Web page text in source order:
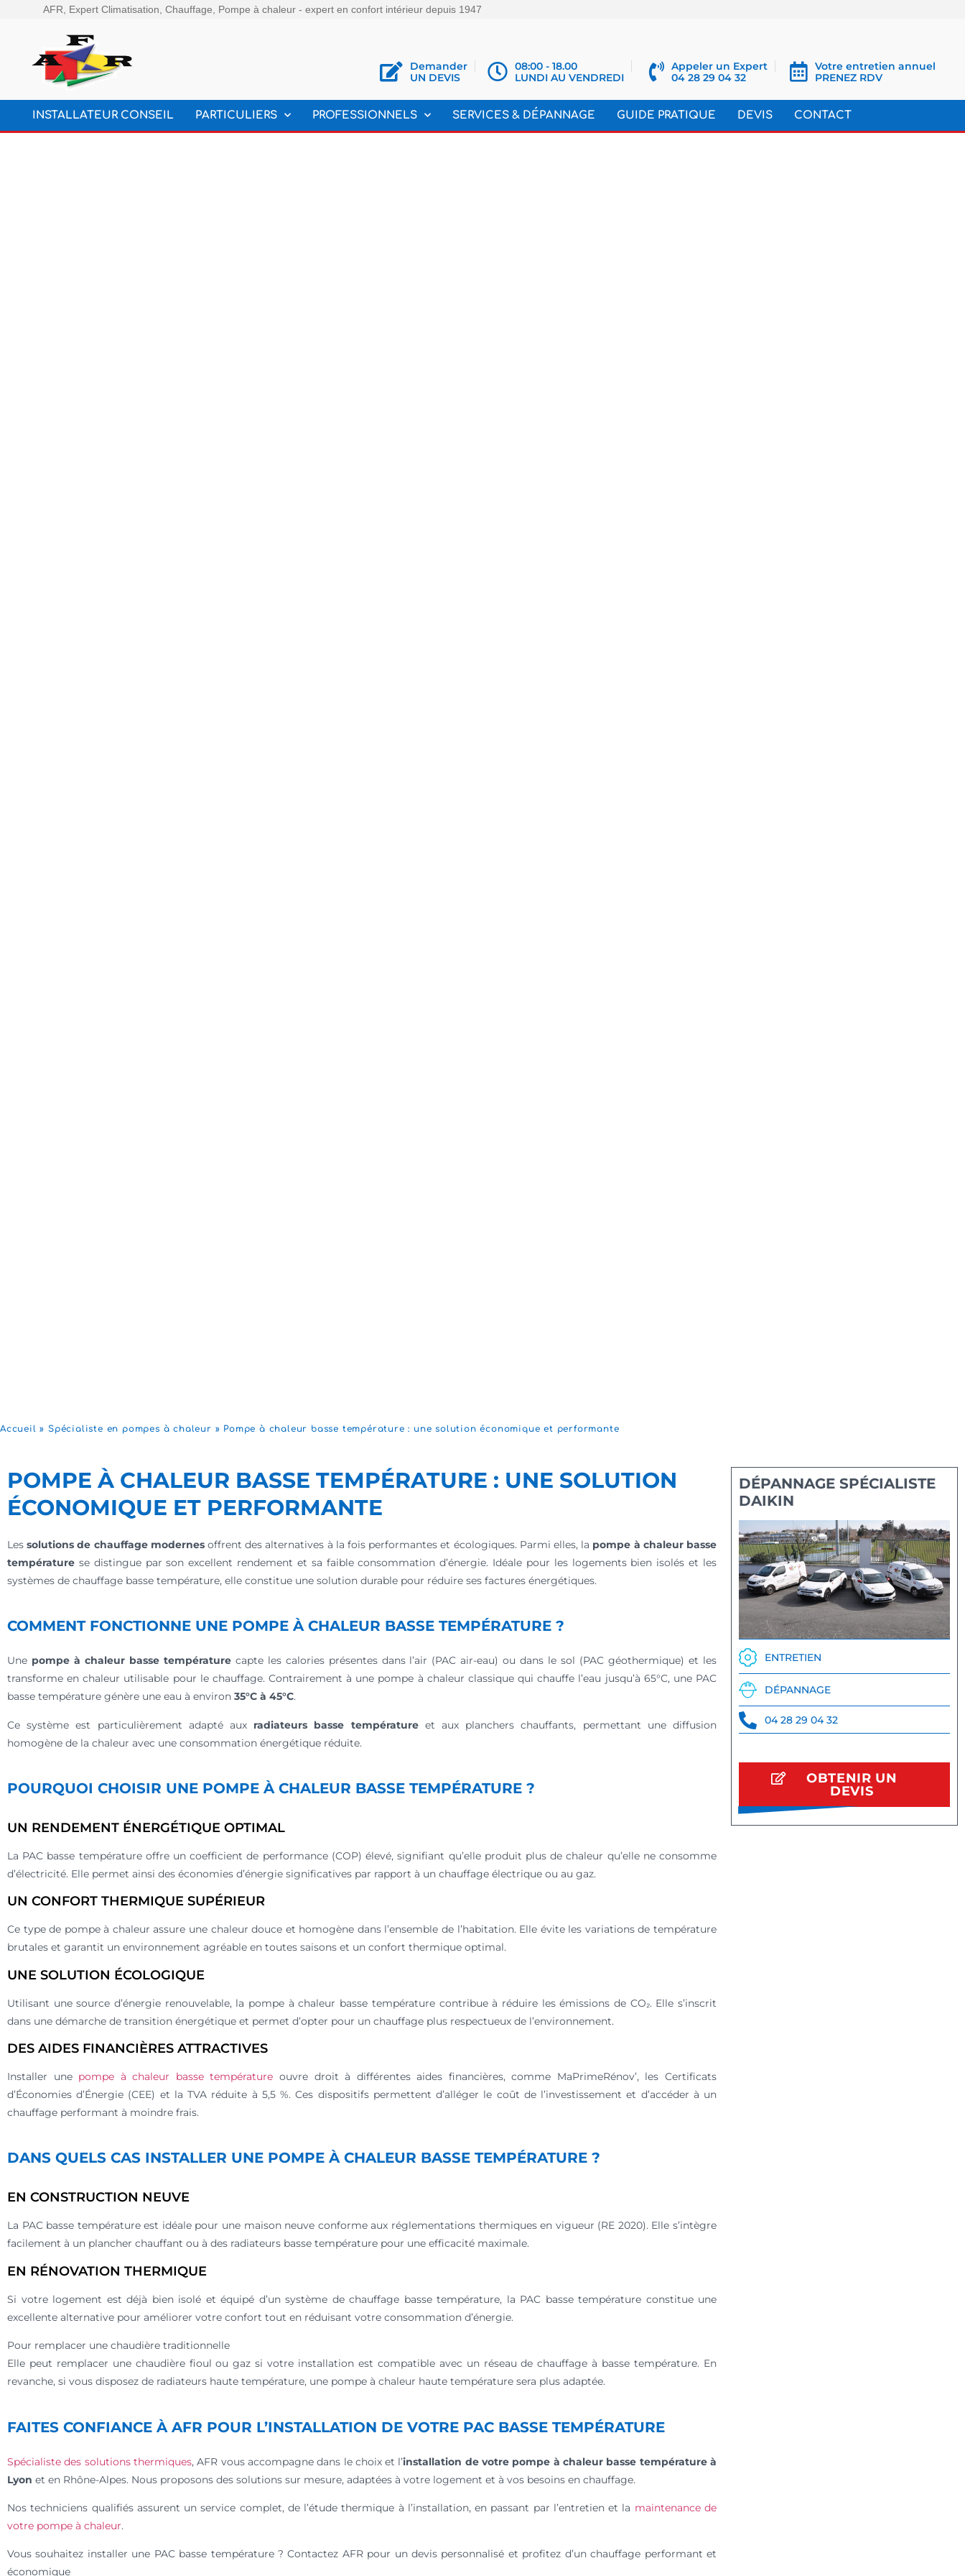
AFR, Expert Climatisation, Chauffage, Pompe à chaleur - expert en confort intérieur depuis 1947
Demander
UN DEVIS
08:00 - 18.00
LUNDI AU VENDREDI
Appeler un Expert
04 28 29 04 32
Votre entretien annuel
PRENEZ RDV
INSTALLATEUR CONSEIL PARTICULIERS PROFESSIONNELS SERVICES & DÉPANNAGE GUIDE PRATIQUE DEVIS CONTACT
Accueil »Spécialiste en pompes à chaleur » Pompe à chaleur basse température : une solution économique et performante
POMPE À CHALEUR BASSE TEMPÉRATURE : UNE SOLUTION
ÉCONOMIQUE ET PERFORMANTE
Lessolutions de chauffage modernesoffrent des alternatives à la fois performantes et écologiques. Parmi elles, la pompe à chaleur basse
température se distingue par son excellent rendement et sa faible consommation d’énergie. Idéale pour les logements bien isolés et les
systèmes de chauffage basse température, elle constitue une solution durable pour réduire ses factures énergétiques.
COMMENT FONCTIONNE UNE POMPE À CHALEUR BASSE TEMPÉRATURE ?
Une pompe à chaleur basse températurecapte les calories présentes dans l’air (PAC air-eau) ou dans le sol (PAC géothermique) et les
transforme en chaleur utilisable pour le chauffage. Contrairement à une pompe à chaleur classique qui chauffe l’eau jusqu’à 65°C, une PAC
basse température génère une eau à environ 35°C à 45°C.
Ce système est particulièrement adapté aux radiateurs basse températureet aux planchers chauffants, permettant une diffusion
homogène de la chaleur avec une consommation énergétique réduite.
POURQUOI CHOISIR UNE POMPE À CHALEUR BASSE TEMPÉRATURE ?
UN RENDEMENT ÉNERGÉTIQUE OPTIMAL
La PAC basse température offre un coefficient de performance (COP) élevé, signifiant qu’elle produit plus de chaleur qu’elle ne consomme
d’électricité. Elle permet ainsi des économies d’énergie significatives par rapport à un chauffage électrique ou au gaz.
UN CONFORT THERMIQUE SUPÉRIEUR
Ce type de pompe à chaleur assure une chaleur douce et homogène dans l’ensemble de l’habitation. Elle évite les variations de température
brutales et garantit un environnement agréable en toutes saisons et un confort thermique optimal.
UNE SOLUTION ÉCOLOGIQUE
Utilisant une source d’énergie renouvelable, la pompe à chaleur basse température contribue à réduire les émissions de CO₂. Elle s’inscrit
dans une démarche de transition énergétique et permet d’opter pour un chauffage plus respectueux de l’environnement.
DES AIDES FINANCIÈRES ATTRACTIVES
Installer une pompe à chaleur basse température ouvre droit à différentes aides financières, comme MaPrimeRénov’, les Certificats
d’Économies d’Énergie (CEE) et la TVA réduite à 5,5 %. Ces dispositifs permettent d’alléger le coût de l’investissement et d’accéder à un
chauffage performant à moindre frais.
DANS QUELS CAS INSTALLER UNE POMPE À CHALEUR BASSE TEMPÉRATURE ?
EN CONSTRUCTION NEUVE
La PAC basse température est idéale pour une maison neuve conforme aux réglementations thermiques en vigueur (RE 2020). Elle s’intègre
facilement à un plancher chauffant ou à des radiateurs basse température pour une efficacité maximale.
EN RÉNOVATION THERMIQUE
Si votre logement est déjà bien isolé et équipé d’un système de chauffage basse température, la PAC basse température constitue une
excellente alternative pour améliorer votre confort tout en réduisant votre consommation d’énergie.
Pour remplacer une chaudière traditionnelle
Elle peut remplacer une chaudière fioul ou gaz si votre installation est compatible avec un réseau de chauffage à basse température. En
revanche, si vous disposez de radiateurs haute température, une pompe à chaleur haute température sera plus adaptée.
FAITES CONFIANCE À AFR POUR L’INSTALLATION DE VOTRE PAC BASSE TEMPÉRATURE
Spécialiste des solutions thermiques, AFR vous accompagne dans le choix et l’installation de votre pompe à chaleur basse température à
Lyon et en Rhône-Alpes. Nous proposons des solutions sur mesure, adaptées à votre logement et à vos besoins en chauffage.
Nos techniciens qualifiés assurent un service complet, de l’étude thermique à l’installation, en passant par l’entretien et la maintenance de
votre pompe à chaleur.
Vous souhaitez installer une PAC basse température ? Contactez AFR pour un devis personnalisé et profitez d’un chauffage performant et
économique
DÉPANNAGE SPÉCIALISTE
DAIKIN
ENTRETIEN
DÉPANNAGE
04 28 29 04 32
OBTENIR UN
DEVIS